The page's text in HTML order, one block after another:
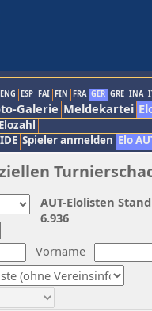
ENG ESP FAI FIN FRA GER GRE INA
Galerie Meldekartei
Spieler anmelden Elo
Vorname
AUT-Elolisten
6.936